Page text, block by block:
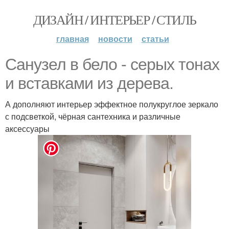
ДИЗАЙН / ИНТЕРЬЕР / СТИЛЬ
главная новости статьи
Санузел в бело - серых тонах
и вставками из дерева.
А дополняют интерьер эффектное полукруглое зеркало
с подсветкой, чёрная сантехника и различные
аксессуары